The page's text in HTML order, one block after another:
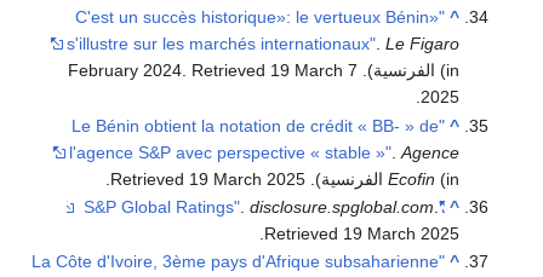
^
"«C'est un succès historique»: le vertueux Bénin
s'illustre sur les marchés internationaux".Le Figaro
(in الفرنسية). 7 February 2024
. Retrieved 19 March
2025
.
^
"Le Bénin obtient la notation de crédit « BB- » de
l'agence S&P avec perspective « stable »" .Agence
Ecofin (in الفرنسية) . Retrieved
19 March 2025
^
"S&P Global Ratings"
.disclosure.spglobal.com .
Retrieved 19 March 2025
^
"La Côte d'Ivoire, 3ème pays d'Afrique subsaharienne